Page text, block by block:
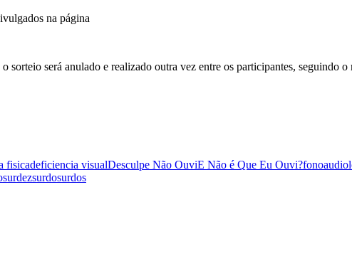
na página
sorteio será anulado e realizado outra vez entre os participantes, seguindo o
fisicadeficiencia visualDesculpe Não OuviE Não é Que Eu Ouvi?
surdezsurdosurdos